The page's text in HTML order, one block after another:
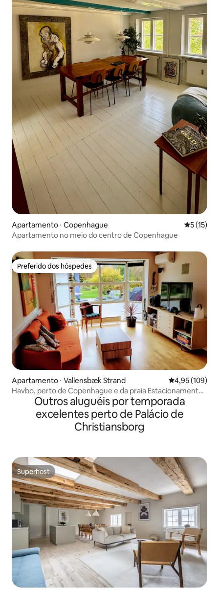
Apartamento ⋅ Copenhague 5 de uma
5 (15)
Apartamento no meio do centro de Copenhague
Preferido dos hóspedes
Preferido dos hóspedes
Apartamento ⋅ Vallensbæk Strand 4,95 de uma
4,95 (109)
Havbo, perto de Copenhague e da praia Estacionamento
gratuitoOutros aluguéis por temporada
excelentes perto de Palácio de
Christiansborg
Superhost
Superhost